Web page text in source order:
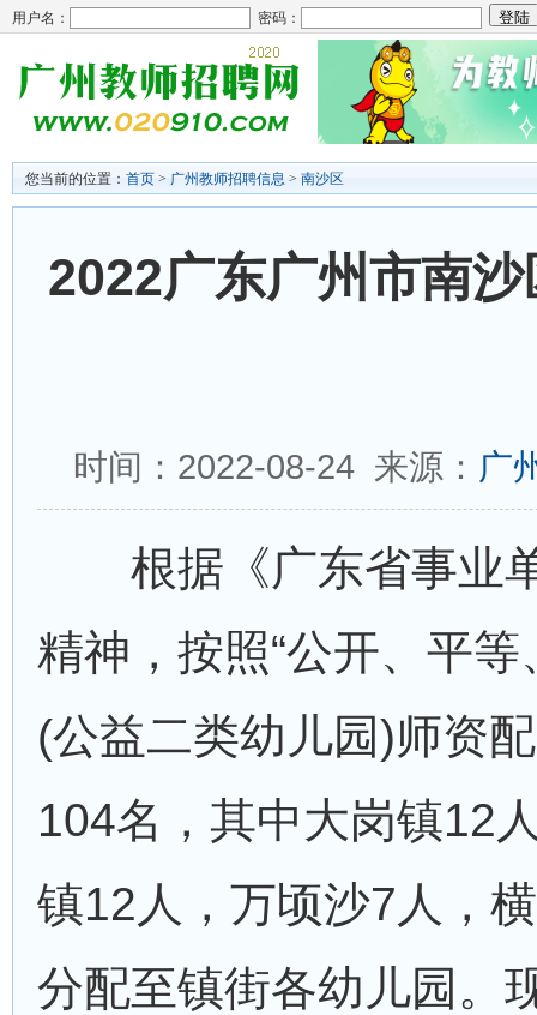
用户名： 密码：
您当前的位置： 首页 > 广州教师招聘信息 > 南沙区
2022广东广州市南
时间：2022-08-24 来源： 广
根据《广东省事业单
精神，按照“公开、平
(公益二类幼儿园)师资
104名，其中大岗镇12
镇12人，万顷沙7人，
分配至镇街各幼儿园。